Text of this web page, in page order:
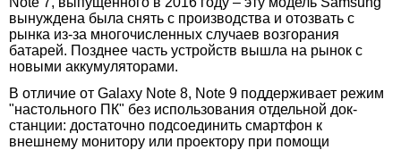
вынуждена была снять с производства и отозвать с
рынка из-за многочисленных случаев возгорания
батарей. Позднее часть устройств вышла на рынок с
новыми аккумуляторами.
В отличие от Galaxy Note 8, Note 9 поддерживает режим
"настольного ПК" без использования отдельной док-
станции: достаточно подсоединить смартфон к
внешнему монитору или проектору при помощи